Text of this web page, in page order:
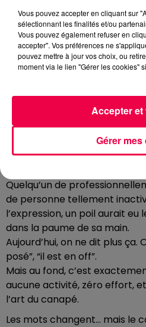
TOUT LE MONDE ÉCOUTE
JEUNES ET LES MOINS
GÉNÉRATIONS ONT DU
PAS D’INQUIÉTUDE, JE
Une façon poilue de dire
“Avoir un poil dans la main”,
utilisait avant pour parler de
jamais rien.
Quelqu’un de
de personne tellement
l’expression, un poil aurait
dans la paume de sa main.
Aujourd’hui, on ne dit plus ça.
posé”, “il est en off”.
Mais au fond, c’est
aucune activité, zéro effort,
l’art du canapé.
Les mots changent… mais le
Vous pouvez accepter en cliquant sur
sélectionnant les finalités et/ou
Vous pouvez également refuser en
accepter". Vos préférences ne
pouvez mettre à jour vos choix, ou
moment via le lien "Gérer les cookies"
Gérer
Accepter et